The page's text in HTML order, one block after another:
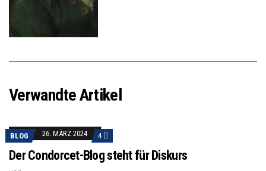
Verwandte Artikel
BLOG 26. MÄRZ 2024 4
Der Condorcet-Blog steht für Diskurs